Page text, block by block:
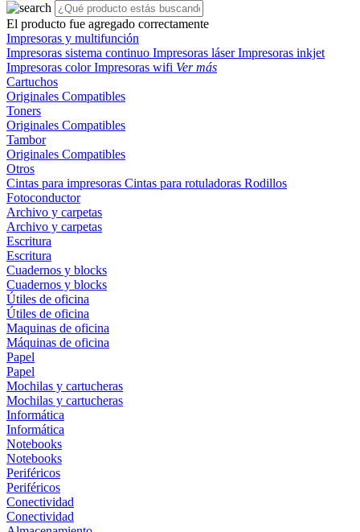
El producto fue agregado correctamente
Impresoras y multifunción
Impresoras sistema continuo Impresoras láserImpresoras inkjet
Impresoras colorImpresoras wifi Ver más
Cartuchos
Originales Compatibles
Toners
Originales Compatibles
Tambor
Originales Compatibles
Otros
Cintas para impresoras Cintas para rotuladoras Rodillos
Fotoconductor
Archivo y carpetas
Archivo y carpetas
Escritura
Escritura
Cuadernos y blocks
Cuadernos y blocks
Útiles de oficina
Útiles de oficina
Maquinas de oficina
Máquinas de oficina
Papel
Papel
Mochilas y cartucheras
Mochilas y cartucheras
Informática
Informática
Notebooks
Notebooks
Periféricos
Periféricos
Conectividad
Conectividad